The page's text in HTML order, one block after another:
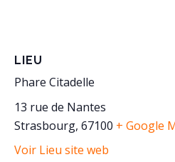
LIEU
Phare Citadelle
13 rue de Nantes
Strasbourg, 67100 + Google
Voir Lieu site web